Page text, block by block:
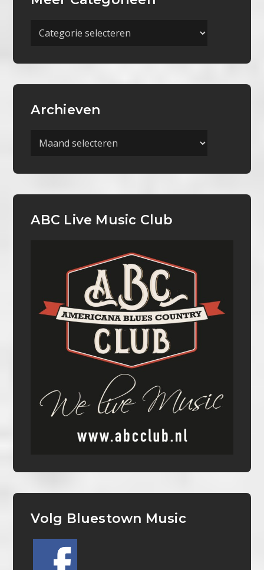
Meer
Archieven
Archieven
ABC Live Music Club
Volg Bluestown Music